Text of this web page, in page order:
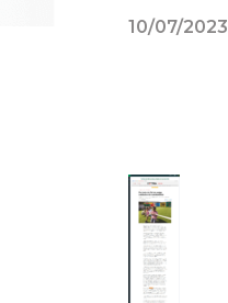
10/07/2023